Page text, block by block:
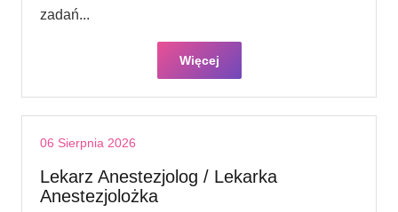
zadań...
Więcej
06 Sierpnia 2026
Lekarz Anestezjolog / Lekarka
Anestezjolożka